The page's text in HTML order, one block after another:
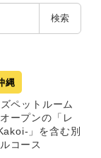
検索
縄
ペットルーム
ープンの「レ
」を含む別
コース